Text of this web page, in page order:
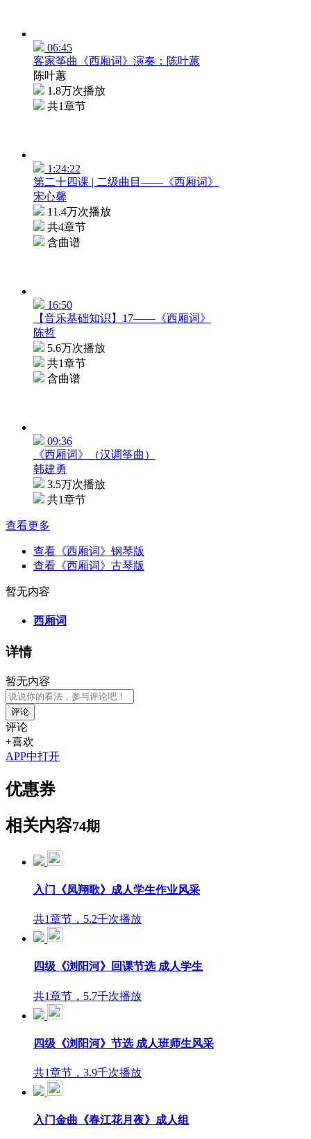
06:45
客家筝曲《西厢词》演奏：陈叶蕙
陈叶蕙
1.8万次播放
共1章节
1:24:22
第二十四课 | 二级曲目——《西厢词》
宋心馨
11.4万次播放
共4章节
含曲谱
16:50
【音乐基础知识】17——《西厢词》
陈哲
5.6万次播放
共1章节
含曲谱
09:36
《西厢词》（汉调筝曲）
韩建勇
3.5万次播放
共1章节
查看更多
查看《西厢词》钢琴版
查看《西厢词》古琴版
暂无内容
西厢词
详情
暂无内容
评论
评论
+喜欢
APP中打开
优惠券
相关内容74期
入门《凤翔歌》成人学生作业风采
共1章节，5.2千次播放
四级《浏阳河》回课节选 成人学生
共1章节，5.7千次播放
四级《浏阳河》节选 成人班师生风采
共1章节，3.9千次播放
入门金曲《春江花月夜》成人组